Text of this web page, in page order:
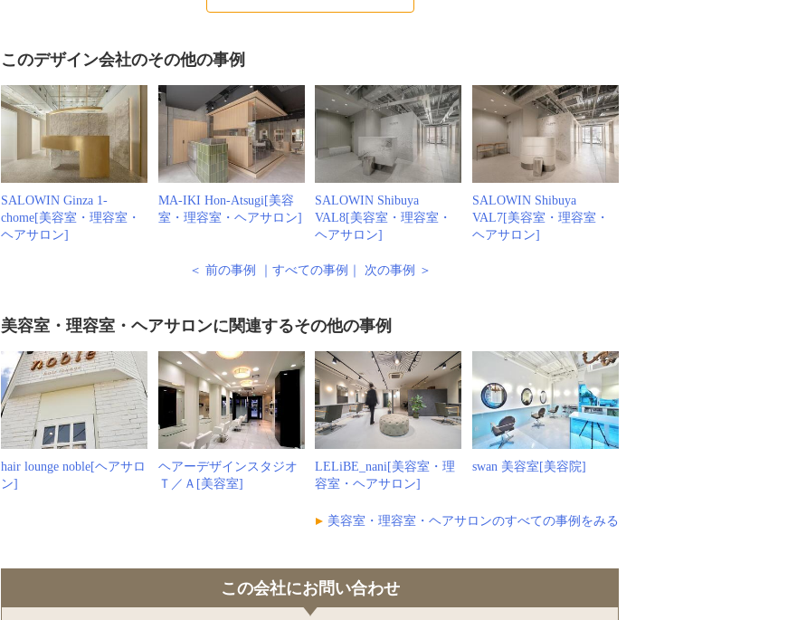
このデザイン会社のその他の事例
SALOWIN Ginza 1-
chome[美容室・理容室・
ヘアサロン]
MA-IKI Hon-Atsugi[美容
室・理容室・ヘアサロン]
SALOWIN Shibuya
VAL8[美容室・理容室・
ヘアサロン]
SALOWIN Shibuya
VAL7[美容室・理容室・
ヘアサロン]
＜ 前の事例 すべての事例 次の事例 ＞
美容室・理容室・ヘアサロンに関連するその他の事例
hair lounge noble[ヘアサロ
ン]
ヘアーデザインスタジオ
Ｔ／Ａ[美容室]
LELiBE_nani[美容室・理
容室・ヘアサロン]
swan 美容室[美容院]
美容室・理容室・ヘアサロンのすべての事例をみる
この会社にお問い合わせ